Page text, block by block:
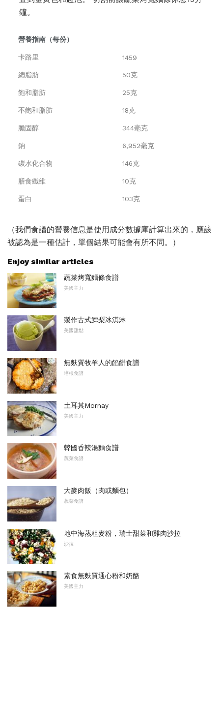
鐘。
營養指南（每份）
卡路里 1459
總脂肪 50克
飽和脂肪 25克
不飽和脂肪 18克
膽固醇 344毫克
鈉 6,952毫克
碳水化合物 146克
膳食纖維 10克
蛋白 103克
（我們食譜的營養信息是使用成分數據庫計算出來的，應該
被認為是一種估計，單個結果可能會有所不同。）
Enjoy similar articles
蔬菜烤寬麵條食譜
美國主力
製作古式鱷梨冰淇淋
美國甜點
無麩質牧羊人的餡餅食譜
培根食譜
土耳其Mornay
美國主力
韓國香辣湯麵食譜
蔬菜食譜
大麥肉飯（肉或麵包）
蔬菜食譜
地中海蒸粗麥粉，瑞士甜菜和雞肉沙拉
沙拉
素食無麩質通心粉和奶酪
美國主力